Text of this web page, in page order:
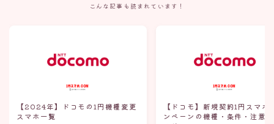
こんな記事も読まれています！
【2024年】ドコモの1円機種変更
スマホ一覧
【ドコモ】新規契約1円スマホ
ンペーンの機種・条件・注意